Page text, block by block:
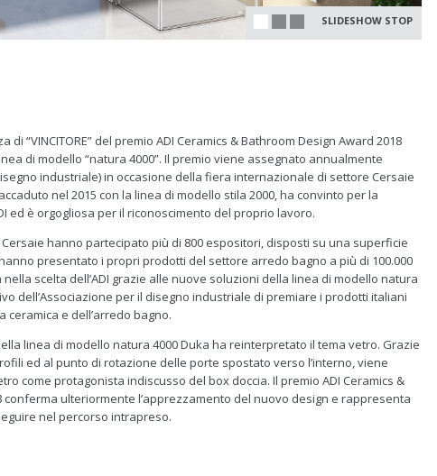
SLIDESHOW STOP
di “VINCITORE” del premio ADI Ceramics & Bathroom Design Award 2018
di modello “natura 4000”. Il premio viene assegnato annualmente
industriale) in occasione della fiera internazionale di settore Cersaie
nel 2015 con la linea di modello stila 2000, ha convinto per la
ed è orgogliosa per il riconoscimento del proprio lavoro.
hanno partecipato più di 800 espositori, disposti su una superficie
hanno presentato i propri prodotti del settore arredo bagno a più di 100.000
scelta dell’ADI grazie alle nuove soluzioni della linea di modello natura
dell’Associazione per il disegno industriale di premiare i prodotti italiani
e dell’arredo bagno.
linea di modello natura 4000 Duka ha reinterpretato il tema vetro. Grazie
ed al punto di rotazione delle porte spostato verso l’interno, viene
come protagonista indiscusso del box doccia. Il premio ADI Ceramics &
conferma ulteriormente l’apprezzamento del nuovo design e rappresenta
nel percorso intrapreso.